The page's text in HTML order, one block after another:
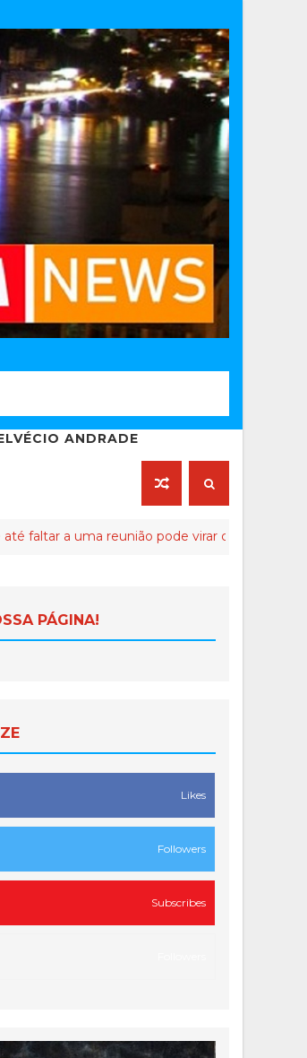
ANDRADE
reunião pode virar crime de lesa-Malta
PÁGINA!
Likes
Followers
Subscribes